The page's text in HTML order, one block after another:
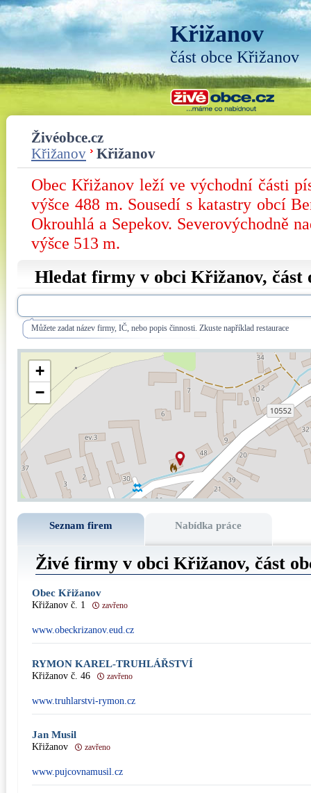
Křižanov
část obce Křižanov
Živéobce.cz
Křižanov
Křižanov
Obec Křižanov leží ve východní části
výšce 488 m. Sousedí s katastry obcí
Okrouhlá a Sepekov. Severovýchodně
výšce 513 m.
Hledat firmy v obci Křižanov, část
Můžete zadat název firmy, IČ, nebo popis činnosti. Zkuste například restaurace
+
−
Seznam firem Nabídka práce
Živé firmy v obci Křižanov, část
Obec Křižanov
Křižanov č. 1 zavřeno
www.obeckrizanov.eud.cz
RYMON KAREL-TRUHLÁŘSTVÍ
Křižanov č. 46 zavřeno
www.truhlarstvi-rymon.cz
Jan Musil
Křižanov zavřeno
www.pujcovnamusil.cz